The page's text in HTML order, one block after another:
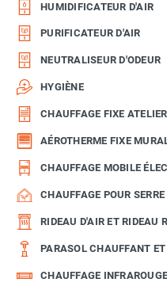
HUMIDIFICATEUR D'AIR
PURIFICATEUR D'AIR
NEUTRALISEUR D'ODEUR
HYGIÈNE
CHAUFFAGE FIXE ATELIER
AÉROTHERME FIXE
CHAUFFAGE MOBILE
CHAUFFAGE POUR
RIDEAU D'AIR ET RIDEAU
PARASOL CHAUFFANT
CHAUFFAGE